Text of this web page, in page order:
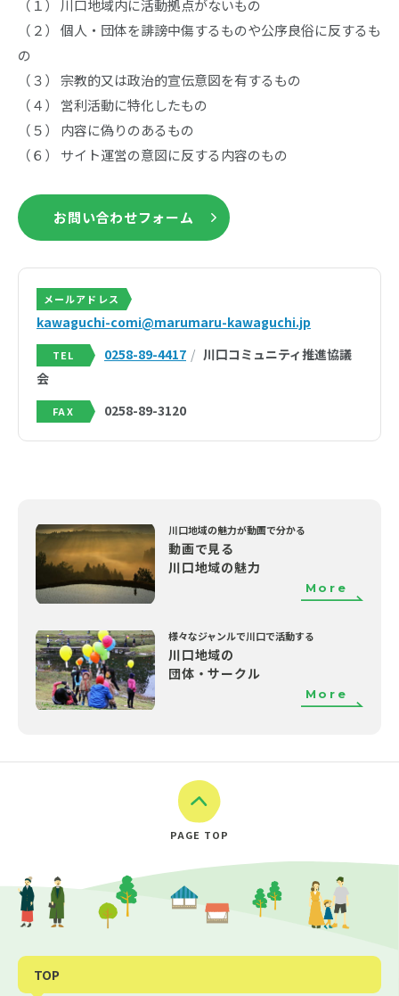
（１） 川口地域内に活動拠点がないもの
（２） 個人・団体を誹謗中傷するものや公序良俗に反するも
の
（３） 宗教的又は政治的宣伝意図を有するもの
（４） 営利活動に特化したもの
（５） 内容に偽りのあるもの
（６） サイト運営の意図に反する内容のもの
お問い合わせフォーム
メールアドレス
kawaguchi-comi@marumaru-kawaguchi.jp
TEL 0258-89-4417
川口コミュニティ推進協議
会
FAX 0258-89-3120
川口地域の魅力が動画で分かる
動画で見る
川口地域の魅力
More
様々なジャンルで川口で活動する
川口地域の
団体・サークル
More
PAGE TOP
TOP